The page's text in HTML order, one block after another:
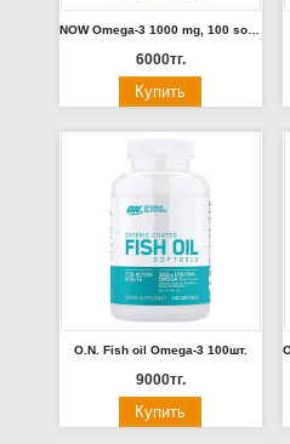
NOW Omega-3 1000 mg, 100 softgels.
6000тг.
O.N. Fish oil Omega-3 100шт.
9000тг.